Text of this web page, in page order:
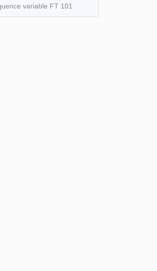
variable FT 101